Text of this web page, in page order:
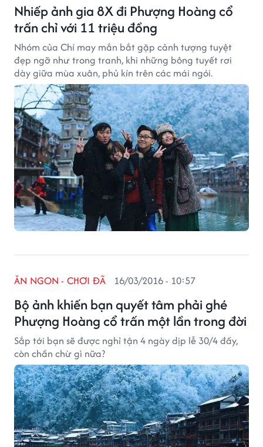
Nhiếp ảnh gia 8X đi Phượng Hoàng cổ
trấn chỉ với 11 triệu đồng
Nhóm của Chí may mắn bắt gặp cảnh tượng tuyệt
đẹp ngỡ như trong tranh, khi những bông tuyết rơi
dày giữa mùa xuân, phủ kín trên các mái ngói.
Bộ ảnh khiến bạn quyết tâm phải ghé
Phượng Hoàng cổ trấn một lần trong đời
ĂN NGON - CHƠI ĐÃ 16/03/2016 - 10:57
Sắp tới bạn sẽ được nghỉ tận 4 ngày dịp lễ 30/4 đấy,
còn chần chừ gì nữa?